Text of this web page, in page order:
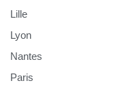
Lille
Lyon
Nantes
Paris